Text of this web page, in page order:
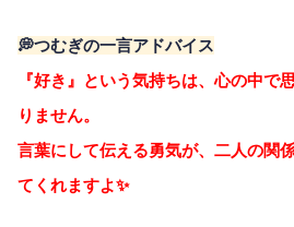
💭つむぎの一言アドバイス
『好き』という気持ちは、心の中で
りません。
言葉にして伝える勇気が、二人の関
てくれますよ✨